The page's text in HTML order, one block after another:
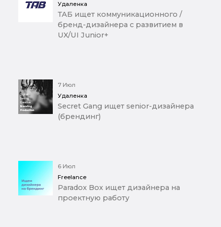
Удаленка
ТАБ ищет коммуникационного /
бренд-дизайнера с развитием в
UX/UI Junior+
7 Июл
Удаленка
Secret Gang ищет senior-дизайнера
(брендинг)
6 Июл
Freelance
Paradox Box ищет дизайнера на
проектную работу